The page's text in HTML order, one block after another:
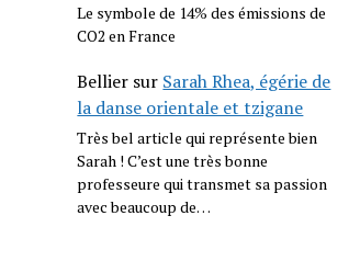
Le symbole de 14% des émissions de
CO2 en France
Bellier sur Sarah Rhea, égérie de
la danse orientale et tzigane
Très bel article qui représente bien
Sarah ! C’est une très bonne
professeure qui transmet sa passion
avec beaucoup de…